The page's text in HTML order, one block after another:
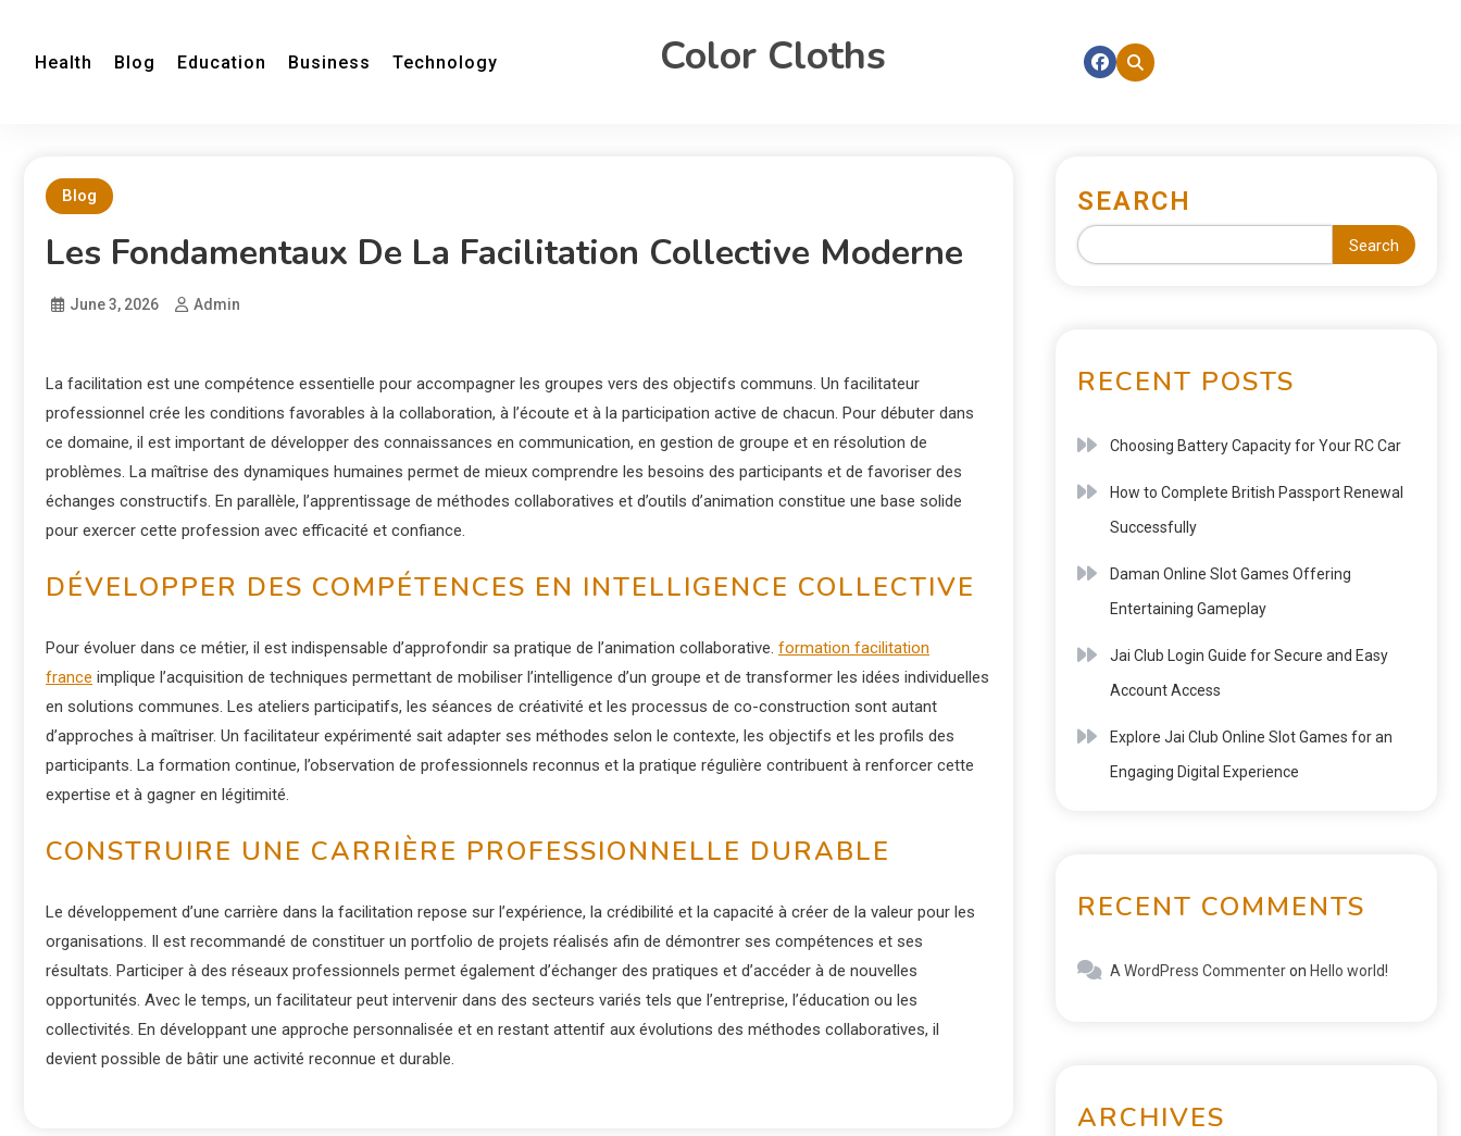
Health Blog Education Business Technology Color Cloths
Blog
Les Fondamentaux De La Facilitation Collective Moderne
June 3, 2026 Admin
La facilitation est une compétence essentielle pour accompagner les groupes vers des objectifs communs. Un facilitateur
professionnel crée les conditions favorables à la collaboration, à l’écoute et à la participation active de chacun. Pour débuter dans
ce domaine, il est important de développer des connaissances en communication, en gestion de groupe et en résolution de
problèmes. La maîtrise des dynamiques humaines permet de mieux comprendre les besoins des participants et de favoriser des
échanges constructifs. En parallèle, l’apprentissage de méthodes collaboratives et d’outils d’animation constitue une base solide
pour exercer cette profession avec efficacité et confiance.
DÉVELOPPER DES COMPÉTENCES EN INTELLIGENCE COLLECTIVE
Pour évoluer dans ce métier, il est indispensable d’approfondir sa pratique de l’animation collaborative. formation facilitation
france implique l’acquisition de techniques permettant de mobiliser l’intelligence d’un groupe et de transformer les idées individuelles
en solutions communes. Les ateliers participatifs, les séances de créativité et les processus de co-construction sont autant
d’approches à maîtriser. Un facilitateur expérimenté sait adapter ses méthodes selon le contexte, les objectifs et les profils des
participants. La formation continue, l’observation de professionnels reconnus et la pratique régulière contribuent à renforcer cette
expertise et à gagner en légitimité.
CONSTRUIRE UNE CARRIÈRE PROFESSIONNELLE DURABLE
Le développement d’une carrière dans la facilitation repose sur l’expérience, la crédibilité et la capacité à créer de la valeur pour les
organisations. Il est recommandé de constituer un portfolio de projets réalisés afin de démontrer ses compétences et ses
résultats. Participer à des réseaux professionnels permet également d’échanger des pratiques et d’accéder à de nouvelles
opportunités. Avec le temps, un facilitateur peut intervenir dans des secteurs variés tels que l’entreprise, l’éducation ou les
collectivités. En développant une approche personnalisée et en restant attentif aux évolutions des méthodes collaboratives, il
devient possible de bâtir une activité reconnue et durable.
SEARCH
Search
RECENT POSTS
Choosing Battery Capacity for Your RC Car
How to Complete British Passport Renewal
Successfully
Daman Online Slot Games Offering
Entertaining Gameplay
Jai Club Login Guide for Secure and Easy
Account Access
Explore Jai Club Online Slot Games for an
Engaging Digital Experience
RECENT COMMENTS
A WordPress Commenteron Hello world!
ARCHIVES